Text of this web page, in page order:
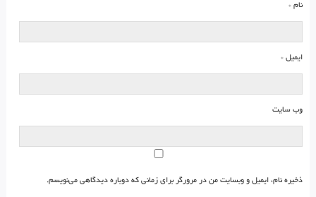
نام *
ایمیل *
وب‌ سایت
ذخیره نام، ایمیل و وبسایت من در مرورگر برای زمانی که دوباره دیدگاهی می‌نویسم.